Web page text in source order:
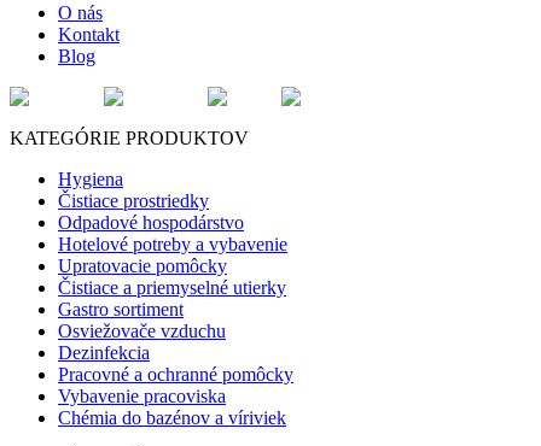
O nás
Kontakt
Blog
KATEGÓRIE PRODUKTOV
Hygiena
Čistiace prostriedky
Odpadové hospodárstvo
Hotelové potreby a vybavenie
Upratovacie pomôcky
Čistiace a priemyselné utierky
Gastro sortiment
Osviežovače vzduchu
Dezinfekcia
Pracovné a ochranné pomôcky
Vybavenie pracoviska
Chémia do bazénov a víriviek